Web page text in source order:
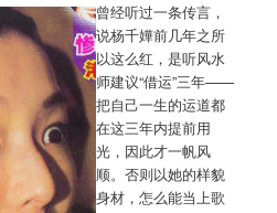
曾经听过一条传言，
说杨千嬅前几年之所
以这么红，是听风水
师建议“借运”三年——
把自己一生的运道都
在这三年内提前用
光，因此才一帆风
顺。否则以她的样貌
身材，怎么能当上歌